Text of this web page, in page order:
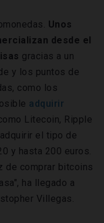
Unos
desde el
gracias a un
y los puntos de
como los
adquirir
Litecoin, Ripple
el tipo de
y hasta 200 euros.
de comprar bitcoins
ha llegado a
Villegas.